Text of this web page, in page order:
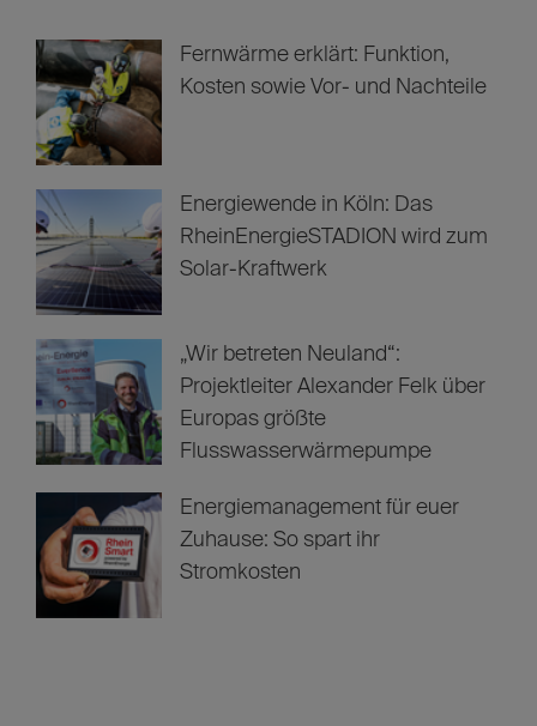
Fernwärme erklärt: Funktion,
Kosten sowie Vor- und Nachteile
Energiewende in Köln: Das
RheinEnergieSTADION wird zum
Solar-Kraftwerk
„Wir betreten Neuland“:
Projektleiter Alexander Felk über
Europas größte
Flusswasserwärmepumpe
Energiemanagement für euer
Zuhause: So spart ihr
Stromkosten